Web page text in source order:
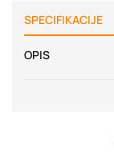
SPECIFIKACIJE
OPIS